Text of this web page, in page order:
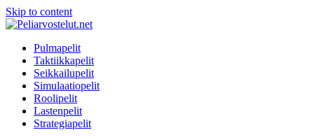
Skip to content
Pulmapelit
Taktiikkapelit
Seikkailupelit
Simulaatiopelit
Roolipelit
Lastenpelit
Strategiapelit